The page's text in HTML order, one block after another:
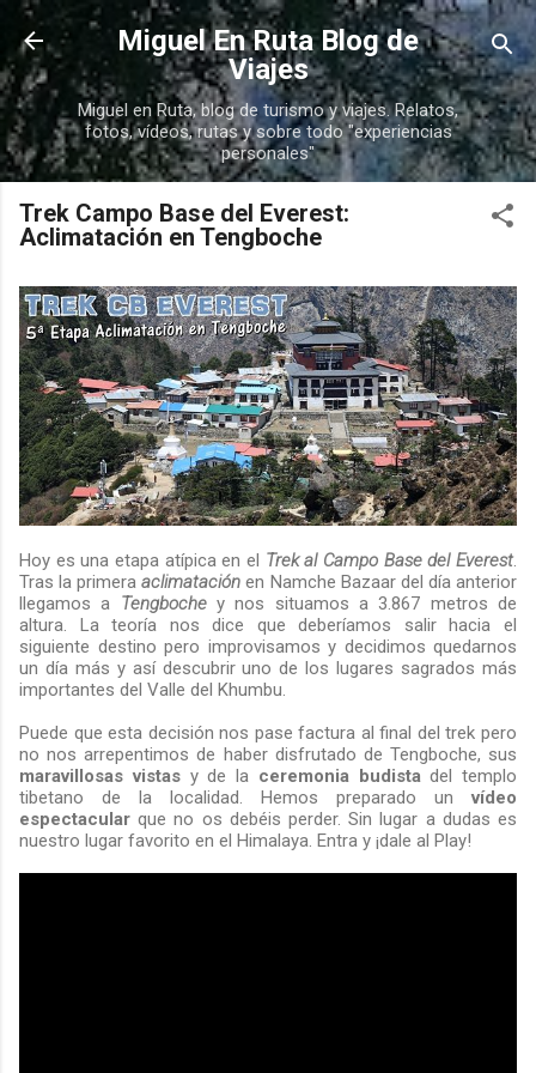
Ir al contenido principal
Miguel En Ruta Blog de
Viajes
Miguel en Ruta, blog de turismo y viajes. Relatos,
fotos, vídeos, rutas y sobre todo "experiencias
personales"
Trek Campo Base del Everest:
Aclimatación en Tengboche
Hoy es una etapa atípica en el Trek al Campo Base del Everest.
Tras la primeraaclimatación en Namche Bazaar del día anterior
llegamos a Tengbochey nos situamos a 3.867 metros de
altura. La teoría nos dice que deberíamos salir hacia el
siguiente destino pero improvisamos y decidimos quedarnos
un día más y así descubrir uno de los lugares sagrados más
importantes del Valle del Khumbu.
Puede que esta decisión nos pase factura al final del trek pero
no nos arrepentimos de haber disfrutado de Tengboche, sus
maravillosas vistasy de la ceremonia budistadel templo
tibetano de la localidad. Hemos preparado unvídeo
espectacular que no os debéis perder. Sin lugar a dudas es
nuestro lugar favorito en el Himalaya. Entra y ¡dale al Play!